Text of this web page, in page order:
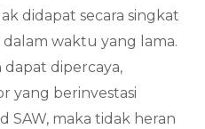
didapat secara singkat
waktu yang lama.
dipercaya,
yang berinvestasi
SAW, maka tidak heran